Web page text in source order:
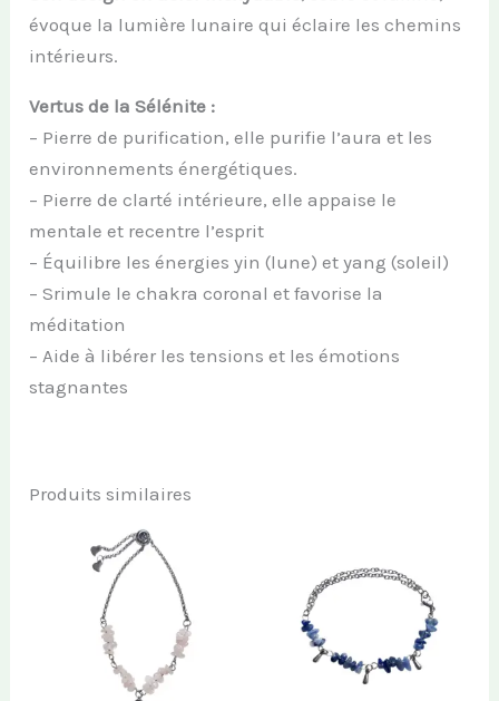
évoque la lumière lunaire qui éclaire les chemins
intérieurs.
Vertus de la Sélénite :
– Pierre de purification, elle purifie l’aura et les
environnements énergétiques.
– Pierre de clarté intérieure, elle appaise le
mentale et recentre l’esprit
– Équilibre les énergies yin (lune) et yang (soleil)
– Srimule le chakra coronal et favorise la
méditation
– Aide à libérer les tensions et les émotions
stagnantes
Produits similaires